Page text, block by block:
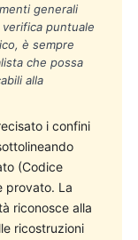
generali
puntuale
è sempre
che possa
alla
i confini
(Codice
provato. La
riconosce alla
ricostruzioni